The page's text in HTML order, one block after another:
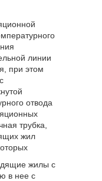
линии
при этом
отвода
трубка,
жил
жилы с
в нее с